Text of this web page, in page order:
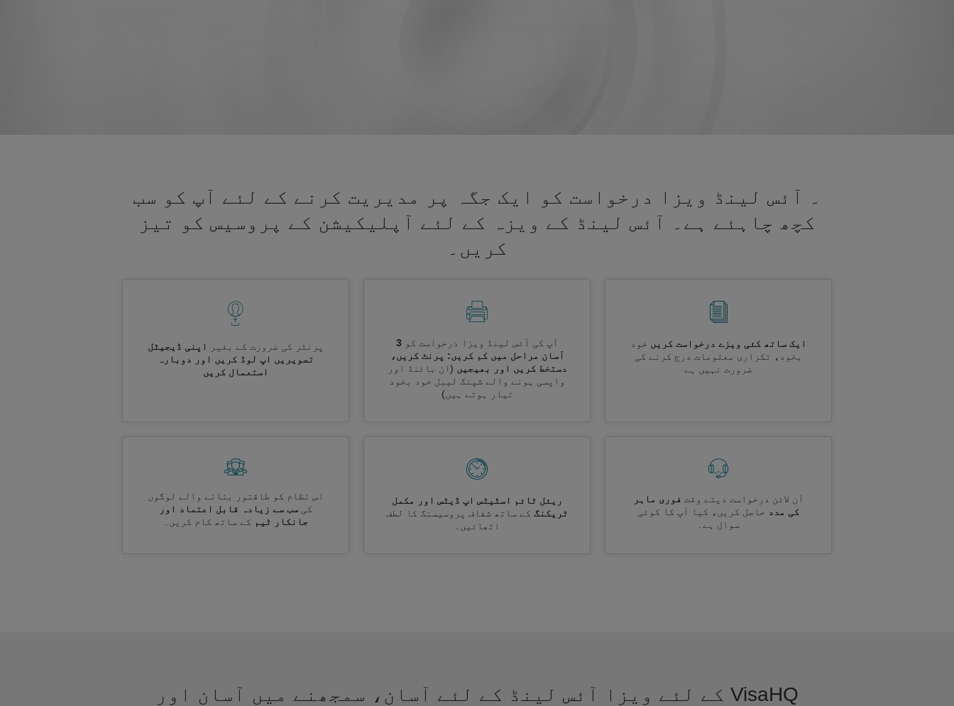
۔ آئس لینڈ ویزا درخواست کو ایک جگہ پر مدیریت کرنے کے لئے آپ کو سب
کچھ چاہئے ہے۔ آئس لینڈ کے ویزہ کے لئے آپلیکیشن کے پروسیس کو تیز
کریں۔
ایک ساتھ کئی ویزے درخواست کریں خود
بخود، تکراری معلومات درج کرنے کی
ضرورت نہیں ہے
آپ کی آئس لینڈ ویزا درخواست کو 3
آسان مراحل میں کم کریں: پرنٹ کریں،
دستخط کریں اور بھیجیں (ان بائنڈ اور
واپسی ہونے والے شپنگ لیبل خود بخود
تیار ہوتے ہیں)
پرنٹر کی ضرورت کے بغیر
اپنی ڈیجیٹل
تصویریں اپ لوڈ کریں اور دوبارہ
استعمال کریں
آن لائن درخواست دیتے وقت فوری ماہر
کی مدد حاصل کریں، کیا آپ کا کوئی
سوال ہے۔
ریئل ٹائم اسٹیٹس اپ ڈیٹس اور مکمل
ٹریکنگ کے ساتھ شفاف پروسیسنگ کا لطف
اٹھائیں۔
اس نظام کو طاقتور بنانے والے لوگوں
کی سب سے زیادہ قابل اعتماد اور
جانکار ٹیم کے ساتھ کام کریں۔
VisaHQ کے لئے ویزا آئس لینڈ کے لئے آسان، سمجھنے میں آسان اور